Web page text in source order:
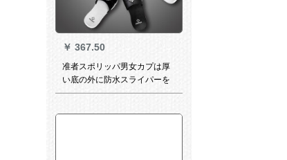
￥ 367.50
准者スポリッパ男女カプは厚
い底の外に防水スライパーを
履くと弾性が磨耗性に优れま